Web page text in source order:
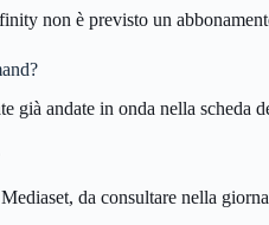
non è previsto un
già andate in onda nella scheda
da consultare nella